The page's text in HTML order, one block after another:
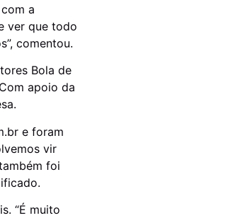
a
ver que todo
comentou.
Bola de
apoio da
e foram
vir
foi
“É muito